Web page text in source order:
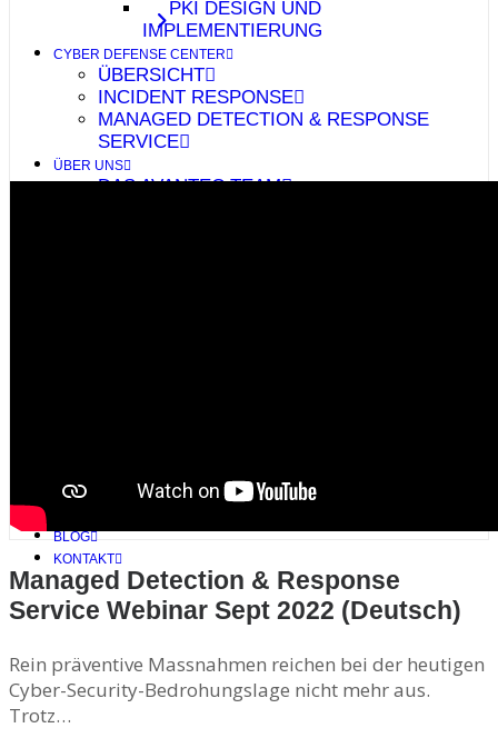
PKI DESIGN UND
IMPLEMENTIERUNG
CYBER DEFENSE CENTER
ÜBERSICHT
INCIDENT RESPONSE
MANAGED DETECTION & RESPONSE
SERVICE
ÜBER UNS
DAS AVANTEC TEAM
BLOG
KONTAKT
Managed Detection & Response
Service Webinar Sept 2022 (Deutsch)
Rein präventive Massnahmen reichen bei der heutigen
Cyber-Security-Bedrohungslage nicht mehr aus.
Trotz…